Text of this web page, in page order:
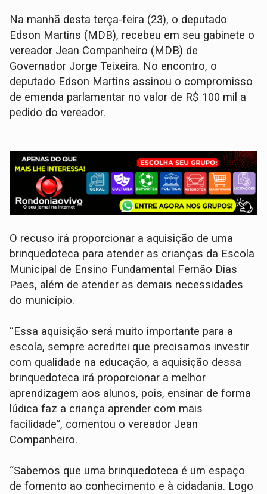
Na manhã desta terça-feira (23), o deputado
Edson Martins (MDB), recebeu em seu gabinete o
vereador Jean Companheiro (MDB) de
Governador Jorge Teixeira. No encontro, o
deputado Edson Martins assinou o compromisso
de emenda parlamentar no valor de R$ 100 mil a
pedido do vereador.
O recuso irá proporcionar a aquisição de uma
brinquedoteca para atender as crianças da Escola
Municipal de Ensino Fundamental Fernão Dias
Paes, além de atender as demais necessidades
do município.
“Essa aquisição será muito importante para a
escola, sempre acreditei que precisamos investir
com qualidade na educação, a aquisição dessa
brinquedoteca irá proporcionar a melhor
aprendizagem aos alunos, pois, ensinar de forma
lúdica faz a criança aprender com mais
facilidade”, comentou o vereador Jean
Companheiro.
“Sabemos que uma brinquedoteca é um espaço
de fomento ao conhecimento e à cidadania. Logo